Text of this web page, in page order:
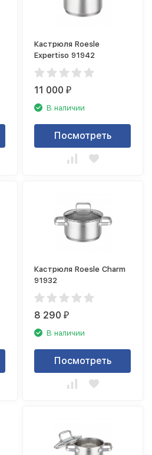
Кастрюля Roesle
Expertiso 91942
11 000₽
В наличии
Посмотреть
Кастрюля Roesle Charm
91932
8 290₽
В наличии
Посмотреть